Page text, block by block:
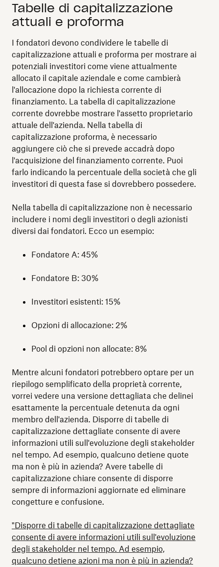
Tabelle di capitalizzazione
attuali e proforma
I fondatori devono condividere le tabelle di
capitalizzazione attuali e proforma per mostrare ai
potenziali investitori come viene attualmente
allocato il capitale aziendale e come cambierà
l'allocazione dopo la richiesta corrente di
finanziamento. La tabella di capitalizzazione
corrente dovrebbe mostrare l'assetto proprietario
attuale dell'azienda. Nella tabella di
capitalizzazione proforma, è necessario
aggiungere ciò che si prevede accadrà dopo
l'acquisizione del finanziamento corrente. Puoi
farlo indicando la percentuale della società che gli
investitori di questa fase si dovrebbero possedere.
Nella tabella di capitalizzazione non è necessario
includere i nomi degli investitori o degli azionisti
diversi dai fondatori. Ecco un esempio:
Fondatore A: 45%
Fondatore B: 30%
Investitori esistenti: 15%
Opzioni di allocazione: 2%
Pool di opzioni non allocate: 8%
Mentre alcuni fondatori potrebbero optare per un
riepilogo semplificato della proprietà corrente,
vorrei vedere una versione dettagliata che delinei
esattamente la percentuale detenuta da ogni
membro dell'azienda. Disporre di tabelle di
capitalizzazione dettagliate consente di avere
informazioni utili sull'evoluzione degli stakeholder
nel tempo. Ad esempio, qualcuno detiene quote
ma non è più in azienda? Avere tabelle di
capitalizzazione chiare consente di disporre
sempre di informazioni aggiornate ed eliminare
congetture e confusione.
"Disporre di tabelle di capitalizzazione dettagliate
consente di avere informazioni utili sull'evoluzione
degli stakeholder nel tempo. Ad esempio,
qualcuno detiene azioni ma non è più in azienda?